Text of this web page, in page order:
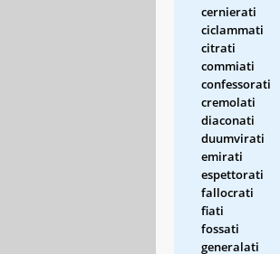
cernierati
ciclammati
citrati
commiati
confessorati
cremolati
diaconati
duumvirati
emirati
espettorati
fallocrati
fiati
fossati
generalati